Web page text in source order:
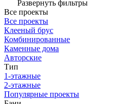
Развернуть фильтры
Все проекты
Все проекты
Клееный брус
Комбинированные
Каменные дома
Авторские
Тип
1-этажные
2-этажные
Популярные проекты